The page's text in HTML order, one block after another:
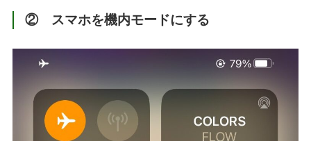
② スマホを機内モードにする